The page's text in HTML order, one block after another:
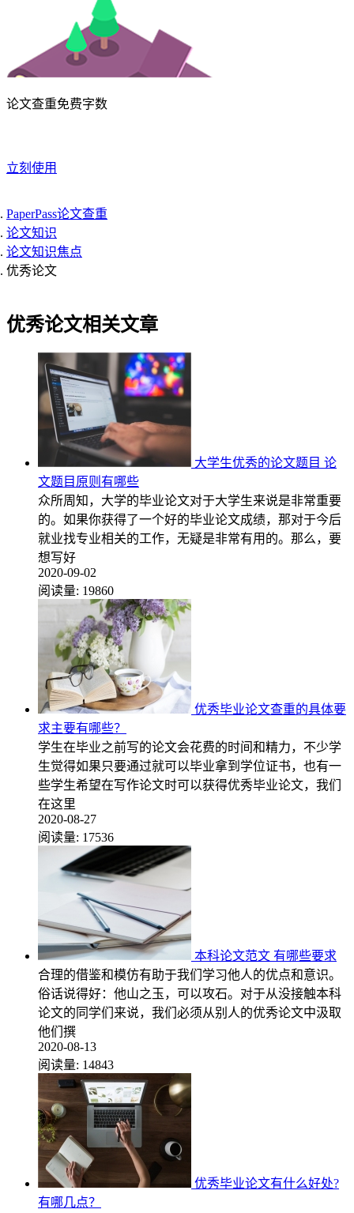
论文查重免费字数
立刻使用
PaperPass论文查重
论文知识
论文知识焦点
优秀论文
优秀论文相关文章
大学生优秀的论文题目 论
文题目原则有哪些
众所周知，大学的毕业论文对于大学生来说是非常重要
的。如果你获得了一个好的毕业论文成绩，那对于今后
就业找专业相关的工作，无疑是非常有用的。那么，要
想写好
2020-09-02
阅读量: 19860
优秀毕业论文查重的具体要
求主要有哪些？
学生在毕业之前写的论文会花费的时间和精力，不少学
生觉得如果只要通过就可以毕业拿到学位证书，也有一
些学生希望在写作论文时可以获得优秀毕业论文，我们
在这里
2020-08-27
阅读量: 17536
本科论文范文 有哪些要求
合理的借鉴和模仿有助于我们学习他人的优点和意识。
俗话说得好：他山之玉，可以攻石。对于从没接触本科
论文的同学们来说，我们必须从别人的优秀论文中汲取
他们撰
2020-08-13
阅读量: 14843
优秀毕业论文有什么好处?
有哪几点？